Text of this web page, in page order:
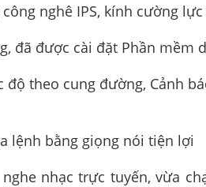
nghê IPS, kính cường
đã được cài đặt Phần
theo cung đường, Cảnh
lệnh bằng giọng nói tiện lợi
nhạc trực tuyến, vừa